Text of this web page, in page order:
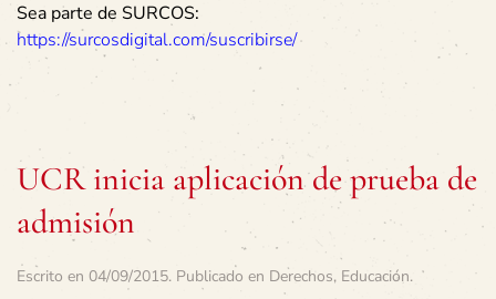
Sea parte de SURCOS:
https://surcosdigital.com/suscribirse/
UCR inicia aplicación de prueba de
admisión
Escrito en 04/09/2015. Publicado en Derechos, Educación.